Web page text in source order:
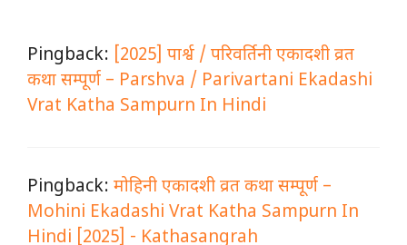
Pingback: [2025] पार्श्व / परिवर्तिनी एकादशी व्रत
कथा सम्पूर्ण – Parshva / Parivartani Ekadashi
Vrat Katha Sampurn In Hindi
Pingback: मोहिनी एकादशी व्रत कथा सम्पूर्ण –
Mohini Ekadashi Vrat Katha Sampurn In
Hindi [2025] - Kathasangrah